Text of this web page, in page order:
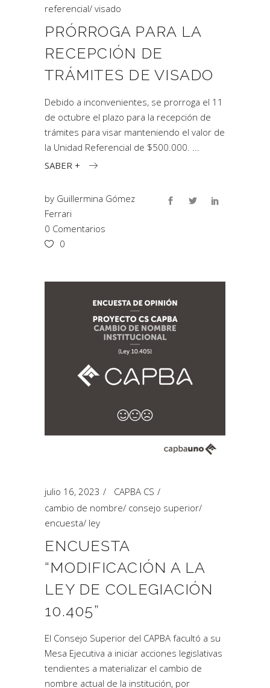
referencial/ visado
PRÓRROGA PARA LA
RECEPCIÓN DE
TRÁMITES DE VISADO
Debido a inconvenientes, se prorroga el 11
de octubre el plazo para la recepción de
trámites para visar manteniendo el valor de
la Unidad Referencial de $500.000.
SABER +
by Guillermina Gómez
Ferrari
0 Comentarios
0
julio 16, 2023
CAPBA CS
cambio de nombre/ consejo superior/
encuesta/ ley
ENCUESTA
“MODIFICACIÓN A LA
LEY DE COLEGIACIÓN
10.405”
El Consejo Superior del CAPBA facultó a su
Mesa Ejecutiva a iniciar acciones legislativas
tendientes a materializar el cambio de
nombre actual de la institución, por